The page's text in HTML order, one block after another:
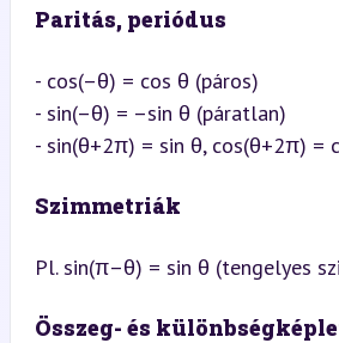
Paritás, periódus
- cos(–θ) = cos θ (páros)
- sin(–θ) = –sin θ (páratlan)
- sin(θ+2π) = sin θ, cos(θ+2π) =
Szimmetriák
Pl. sin(π–θ) = sin θ (tengelyes
Összeg- és